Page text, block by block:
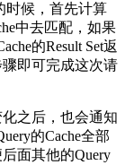
时候，首先计算
中去匹配，如果
的Result Set返
即可完成这次请
之后，也会通知
的Cache全部
面其他的Query